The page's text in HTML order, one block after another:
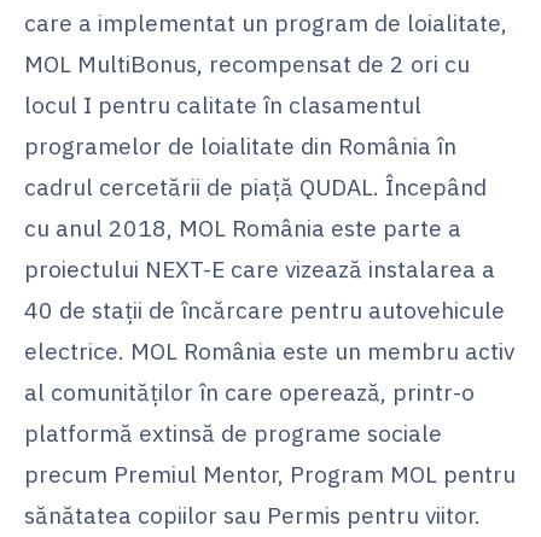
care a implementat un program de loialitate,
MOL MultiBonus, recompensat de 2 ori cu
locul I pentru calitate în clasamentul
programelor de loialitate din România în
cadrul cercetării de piață QUDAL. Începând
cu anul 2018, MOL România este parte a
proiectului NEXT-E care vizează instalarea a
40 de stații de încărcare pentru autovehicule
electrice. MOL România este un membru activ
al comunităților în care operează, printr-o
platformă extinsă de programe sociale
precum Premiul Mentor, Program MOL pentru
sănătatea copiilor sau Permis pentru viitor.